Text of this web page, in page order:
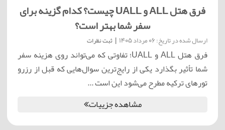
فرق هتل ALL و UALL چیست؟ کدام گزینه برای
سفر شما بهتر است؟
ارسال شده در تاریخ: 06 مرداد 1405 | ثبت نظرات
فرق هتل ALL و UALL؛ تفاوتی که می‌تواند روی هزینه سفر
شما تأثیر بگذارد یکی از رایج‌ترین سوال‌هایی که قبل از رزرو
تورهای ترکیه مطرح می‌شود این است ...
مشاهده جزییات